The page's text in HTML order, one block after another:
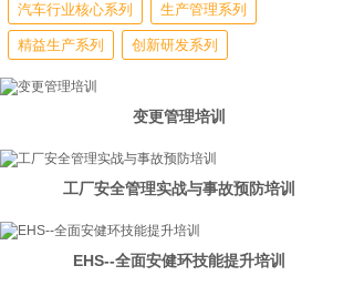
汽车行业核心系列 生产管理系列
精益生产系列 创新研发系列
变更管理培训
工厂安全管理实战与事故预防培训
EHS--全面安健环技能提升培训